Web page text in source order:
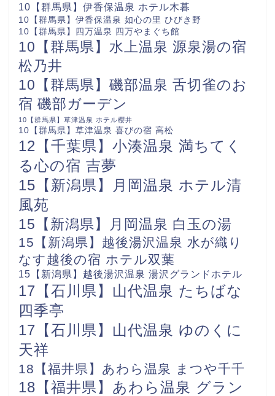
10【群馬県】伊香保温泉 ホテル木暮
10【群馬県】伊香保温泉 如心の里 ひびき野
10【群馬県】四万温泉 四万やまぐち館
10【群馬県】水上温泉 源泉湯の宿
松乃井
10【群馬県】磯部温泉 舌切雀のお
宿 磯部ガーデン
10【群馬県】草津温泉 ホテル櫻井
10【群馬県】草津温泉 喜びの宿 高松
12【千葉県】小湊温泉 満ちてく
る心の宿 吉夢
15【新潟県】月岡温泉 ホテル清
風苑
15【新潟県】月岡温泉 白玉の湯
15【新潟県】越後湯沢温泉 水が織り
なす越後の宿 ホテル双葉
15【新潟県】越後湯沢温泉 湯沢グランドホテル
17【石川県】山代温泉 たちばな
四季亭
17【石川県】山代温泉 ゆのくに
天祥
18【福井県】あわら温泉 まつや千千
18【福井県】あわら温泉 グラン